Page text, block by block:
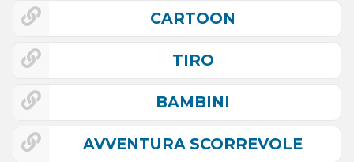
CARTOON
TIRO
BAMBINI
AVVENTURA SCORREVOLE